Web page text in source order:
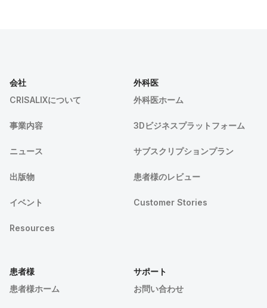
会社
CRISALIXについて
事業内容
ニュース
出版物
イベント
Resources
外科医
外科医ホーム
3Dビジネスプラットフォーム
サブスクリプションプラン
患者様のレビュー
Customer Stories
患者様
患者様ホーム
サポート
お問い合わせ